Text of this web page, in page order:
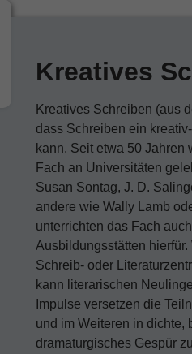
Kreatives
Kreatives Schreiben (aus
dass Schreiben ein
kann. Seit etwa 50 Jahren
Fach an Universitäten
Susan Sontag, J. D.
andere wie Wally Lamb
unterrichten das Fach
Ausbildungsstätten
Schreib- oder
kann literarischen
Impulse versetzen die
und im Weiteren in dichte,
dramaturgisches Gespür